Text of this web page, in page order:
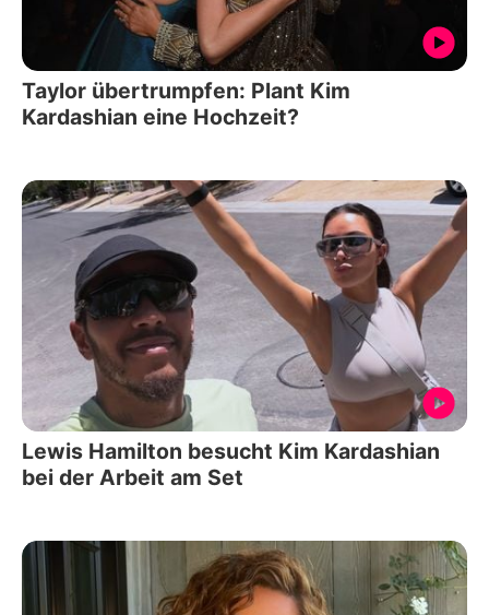
Taylor übertrumpfen: Plant Kim
Kardashian eine Hochzeit?
Lewis Hamilton besucht Kim Kardashian
bei der Arbeit am Set